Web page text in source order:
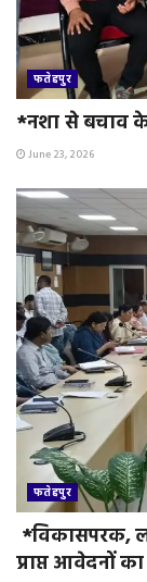
फतेहपुर
*नशा से बचाव
June 23, 2026
फतेहपुर
*विकासपरक,
प्राप्त आवेदनों